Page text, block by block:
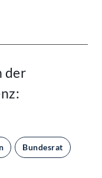
der
Bundesrat